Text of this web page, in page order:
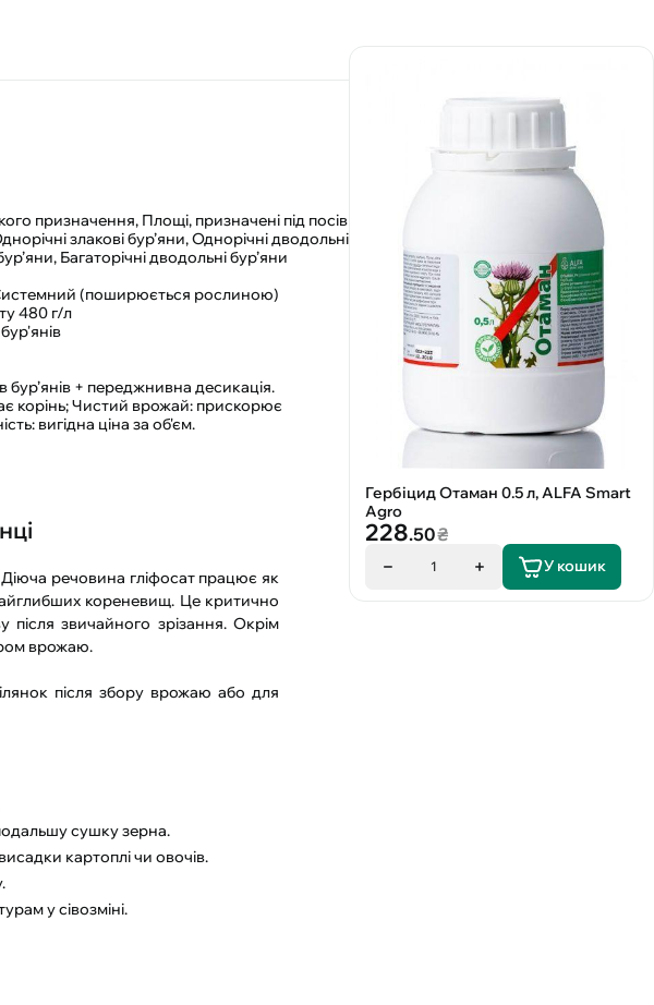
призначення, Площі, призначені під посів
злакові бур’яни, Однорічні дводольні
Багаторічні дводольні бур’яни
(поширюється рослиною)
480 г/л
бур’янів + переджнивна десикація.
корінь; Чистий врожай: прискорює
вигідна ціна за об'єм.
речовина гліфосат працює як
кореневищ. Це критично
звичайного зрізання. Окрім
врожаю.
після збору врожаю або для
сушку зерна.
картоплі чи овочів.
у сівозміні.
Гербіцид Отаман 0.5 л, ALFA Smart
Agro
228.50₴
1 У кошик